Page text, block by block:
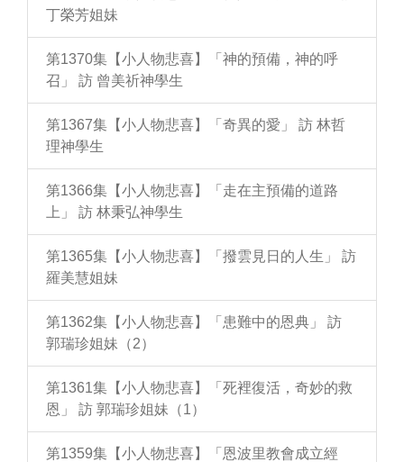
丁榮芳姐妹
第1370集【小人物悲喜】「神的預備，神的呼
召」 訪 曾美祈神學生
第1367集【小人物悲喜】「奇異的愛」 訪 林哲
理神學生
第1366集【小人物悲喜】「走在主預備的道路
上」 訪 林秉弘神學生
第1365集【小人物悲喜】「撥雲見日的人生」 訪
羅美慧姐妹
第1362集【小人物悲喜】「患難中的恩典」 訪
郭瑞珍姐妹（2）
第1361集【小人物悲喜】「死裡復活，奇妙的救
恩」 訪 郭瑞珍姐妹（1）
第1359集【小人物悲喜】「恩波里教會成立經